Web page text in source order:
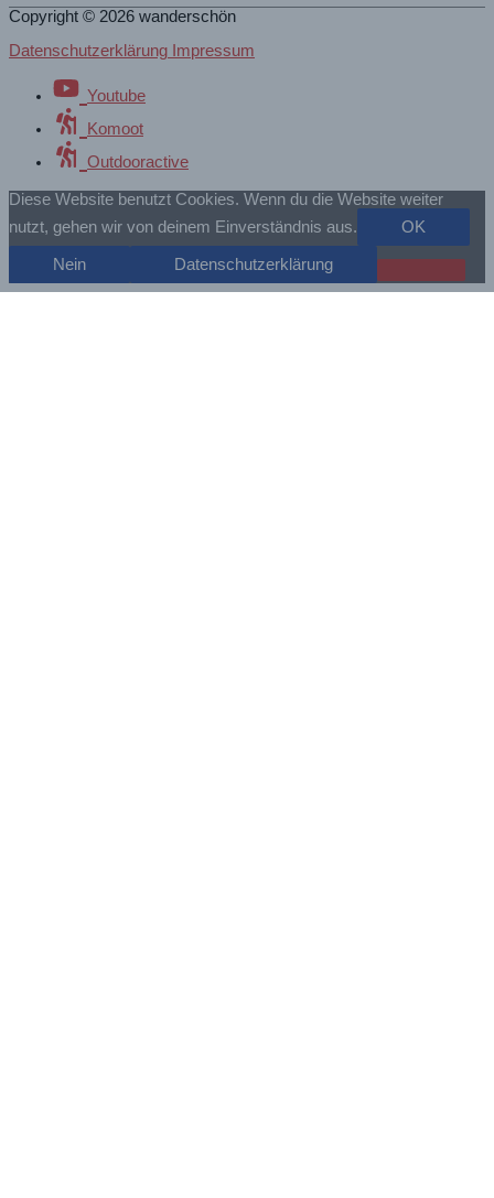
Copyright © 2026 wanderschön
Datenschutzerklärung Impressum
Youtube
Komoot
Outdooractive
Diese Website benutzt Cookies. Wenn du die Website weiter
nutzt, gehen wir von deinem Einverständnis aus.
OK
Nein Datenschutzerklärung